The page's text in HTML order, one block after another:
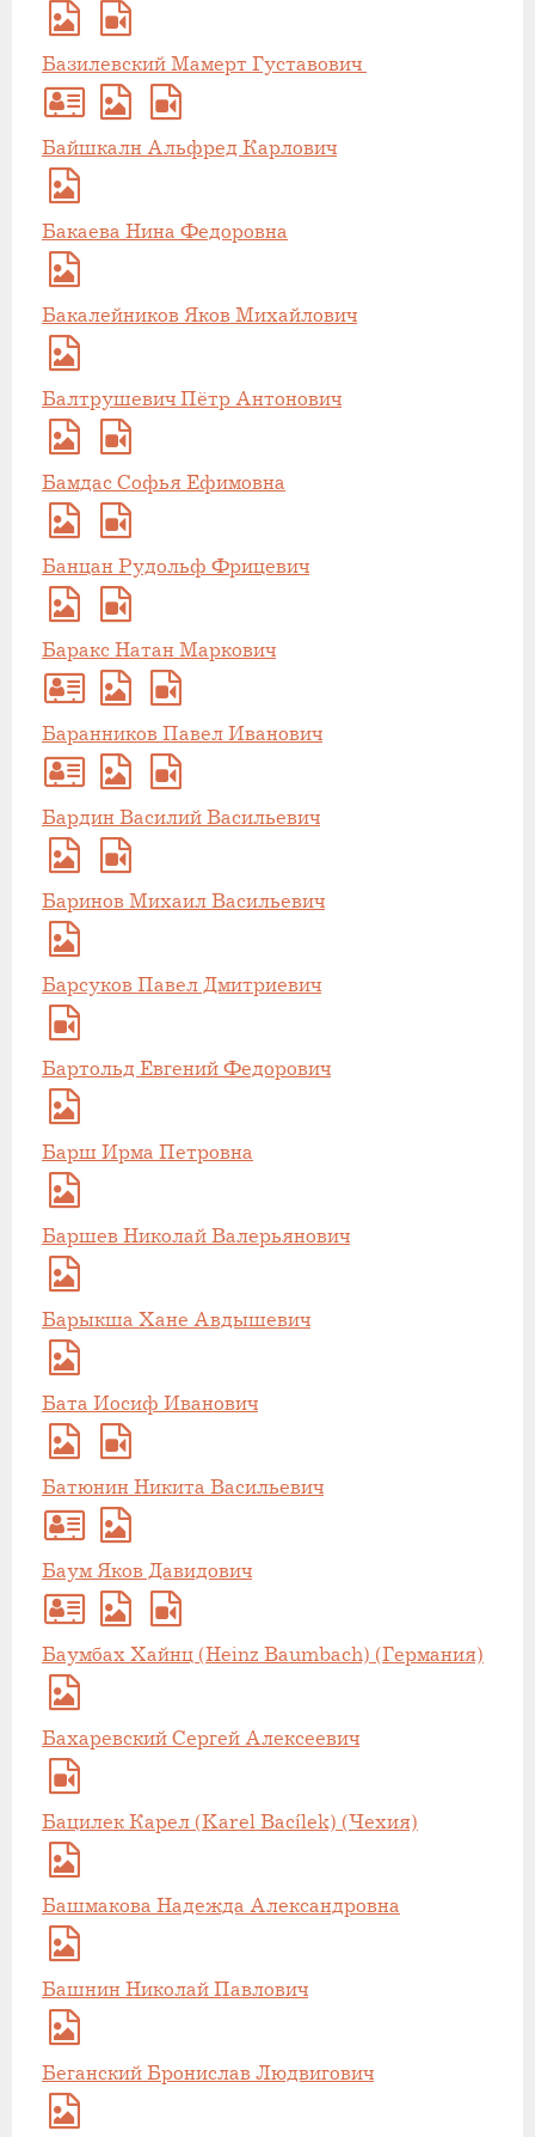
Базилевский Мамерт Густавович
Байшкалн Альфред Карлович
Бакаева Нина Федоровна
Бакалейников Яков Михайлович
Балтрушевич Пётр Антонович
Бамдас Софья Ефимовна
Банцан Рудольф Фрицевич
Баракс Натан Маркович
Баранников Павел Иванович
Бардин Василий Васильевич
Баринов Михаил Васильевич
Барсуков Павел Дмитриевич
Бартольд Евгений Федорович
Барш Ирма Петровна
Баршев Николай Валерьянович
Барыкша Хане Авдышевич
Бата Иосиф Иванович
Батюнин Никита Васильевич
Баум Яков Давидович
Баумбах Хайнц (Heinz Baumbach) (Германия)
Бахаревский Сергей Алексеевич
Бацилек Карел (Karel Bacílek) (Чехия)
Башмакова Надежда Александровна
Башнин Николай Павлович
Беганский Бронислав Людвигович